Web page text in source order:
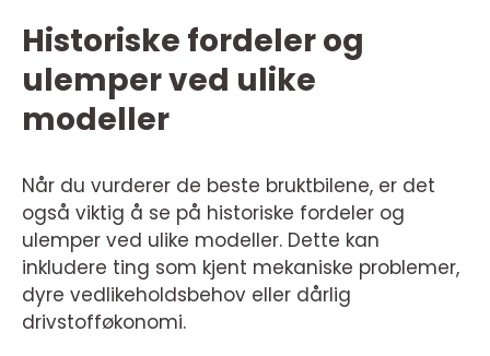
Historiske fordeler og
ulemper ved ulike
modeller
Når du vurderer de beste bruktbilene, er det
også viktig å se på historiske fordeler og
ulemper ved ulike modeller. Dette kan
inkludere ting som kjent mekaniske problemer,
dyre vedlikeholdsbehov eller dårlig
drivstofføkonomi.